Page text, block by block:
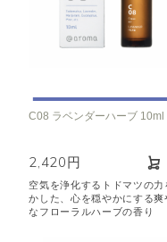
C08 ラベンダーハーブ 10ml
2,420円
空気を浄化するトドマツの力
かした、心を穏やかにする爽
なフローラルハーブの香り